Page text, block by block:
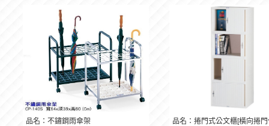
品名：不鏽鋼雨傘架
品名：捲門式公文櫃[橫向捲